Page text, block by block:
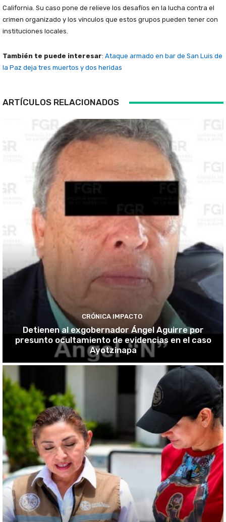
California. Su caso pone de relieve los desafíos en la lucha contra el
crimen organizado y los vínculos que estos grupos pueden tener con
instituciones locales.
También te puede interesar: Ataque armado en bar de San Luis de
la Paz deja tres muertos y dos heridas
ARTÍCULOS RELACIONADOS
CRÓNICA IMPACTO
Detienen al exgobernador Ángel Aguirre por
presunto ocultamiento de evidencias en el caso
Ayotzinapa